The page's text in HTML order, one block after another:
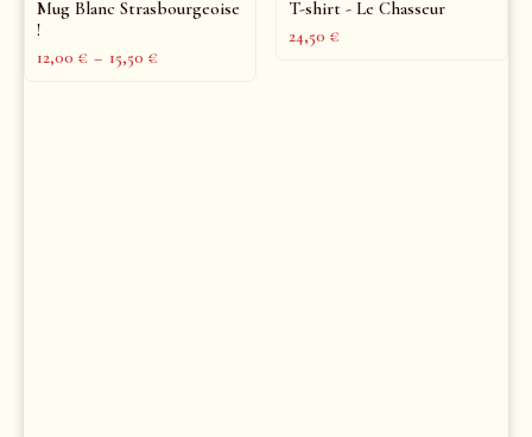
Mug Blanc Strasbourgeoise
!
12,00 € – 15,50 €
T-shirt - Le Chasseur
24,50 €